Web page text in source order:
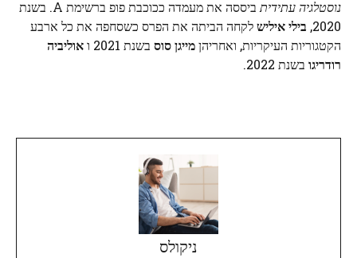
נוסטלגיה עתידית
ביססה את מעמדה ככוכבת פופ ברשימת A. בשנת
2020, בילי אילישלקחה הביתה את הפרס כשסחפה את כל ארבע
הקטגוריות העיקריות, ואחריהןמייגן סוס בשנת 2021 ו
אוליביה
רודריגו בשנת 2022.
ניקולס